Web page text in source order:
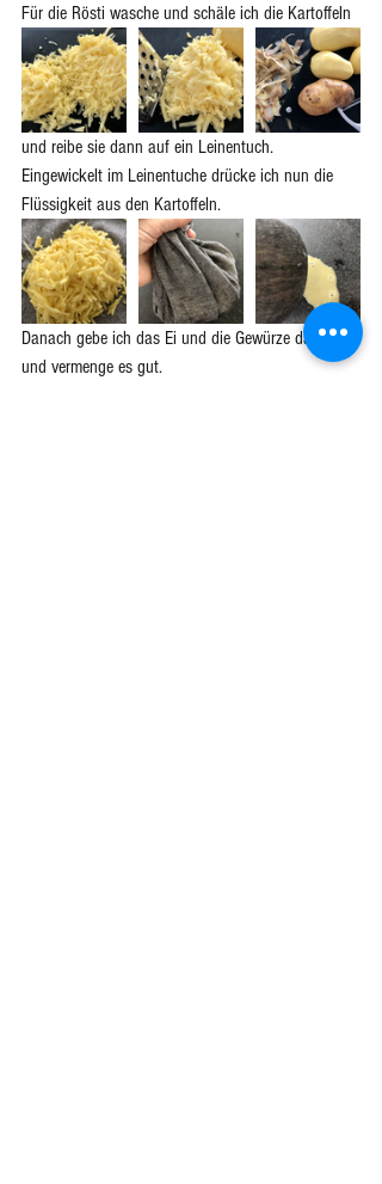
Für die Rösti wasche und schäle ich die Kartoffeln
und reibe sie dann auf ein Leinentuch.
Eingewickelt im Leinentuche drücke ich nun die
Flüssigkeit aus den Kartoffeln.
Danach gebe ich das Ei und die Gewürze dazu
und vermenge es gut.